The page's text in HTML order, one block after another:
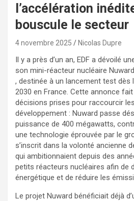
l’accélération
bouscule le secteur
4 novembre 2025 Nicolas Dupre
Il y a près d’un an, EDF a dévoilé
son mini-réacteur nucléaire
, destinée à un lancement test dès
2030 en France. Cette annonce
décisions prises pour raccourcir
développement : Nuward passe
puissance de 400 mégawatts,
une technologie éprouvée par le
s’inscrit dans la volonté ancienne
qui ambitionnaient depuis des
petits réacteurs nucléaires afin de
énergétique et de réduire les
Le projet Nuward bénéficiait déjà